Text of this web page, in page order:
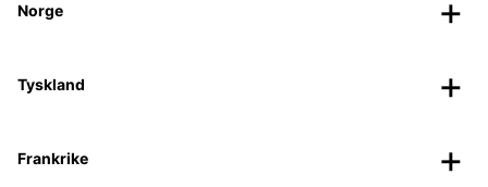
Norge
Tyskland
Frankrike